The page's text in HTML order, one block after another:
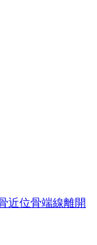
近位骨端線離開